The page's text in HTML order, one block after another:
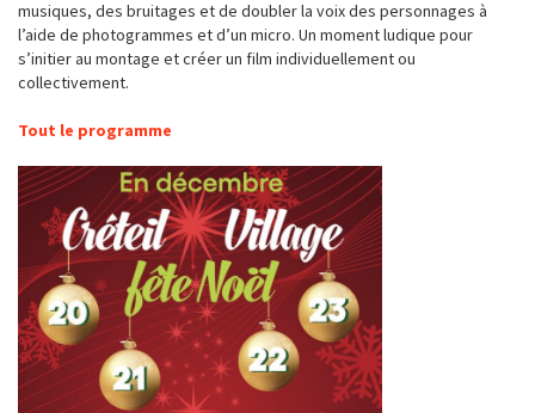
musiques, des bruitages et de doubler la voix des personnages à
l’aide de photogrammes et d’un micro. Un moment ludique pour
s’initier au montage et créer un film individuellement ou
collectivement.
Tout le programme